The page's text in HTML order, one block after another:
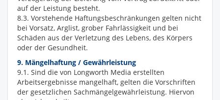
auf der Leistung besteht.
8.3. Vorstehende Haftungsbeschränkungen gelten nicht
bei Vorsatz, Arglist, grober Fahrlässigkeit und bei
Schäden aus der Verletzung des Lebens, des Körpers
oder der Gesundheit.
9. Mängelhaftung / Gewährleistung
9.1. Sind die von Longworth Media erstellten
Arbeitsergebnisse mangelhaft, gelten die Vorschriften
der gesetzlichen Sachmängelgewährleistung. Hiervon